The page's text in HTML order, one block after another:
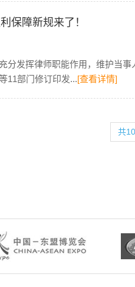
保障新规来了！
分发挥律师职能作用，维护当
11部门修订印发...[查看详情]
共